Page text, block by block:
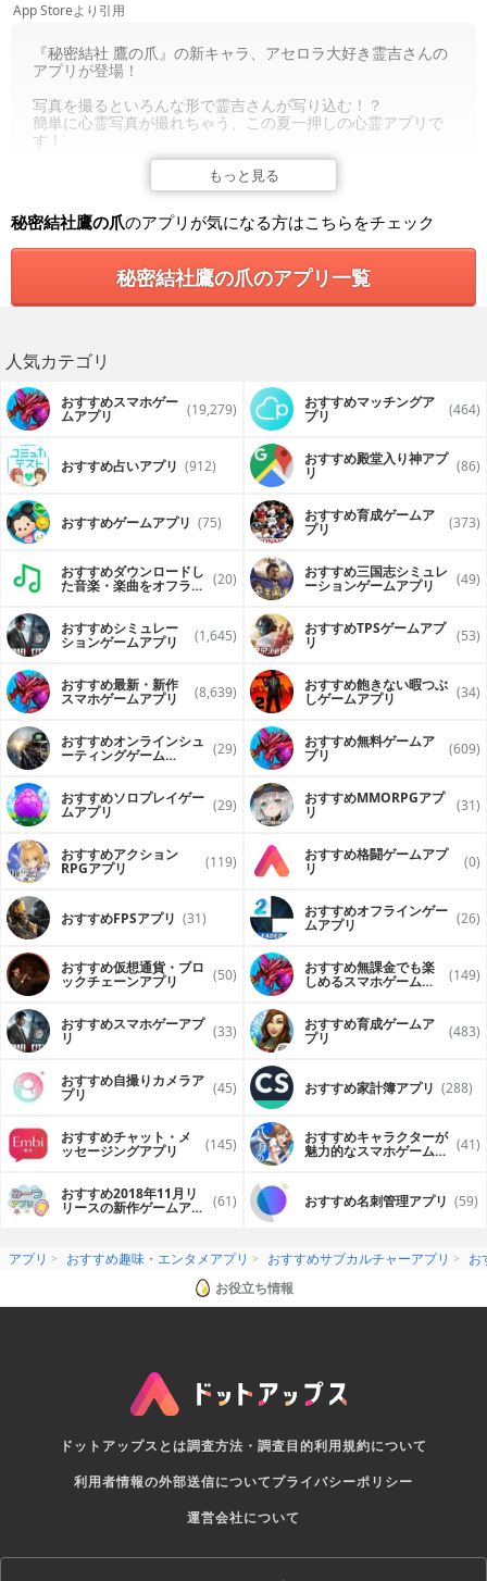
App Storeより引用
もっと見る
『秘密結社 鷹の爪』の新キャラ、アセロラ大好き霊吉さんの
アプリが登場！
写真を撮るといろんな形で霊吉さんが写り込む！？
簡単に心霊写真が撮れちゃう、この夏一押しの心霊アプリで
す！
撮った写真はTwitter, Facebook, Lineですぐに投稿できちゃ
うので、かわいい心霊写真をガンガン自慢しちゃってくださ
い！
「秘密結社 鷹の爪」とは
世界征服をたくらむベンチャー秘密結社 鷹の爪。そして、彼
大ブレイクした蛙男商会の代表作。
秘密結社鷹の爪のアプリが気になる方はこちらをチェック
秘密結社鷹の爪のアプリ一覧
人気カテゴリ
おすすめスマホゲー
ムアプリ (19,279) おすすめマッチングア
プリ (464)
おすすめ占いアプリ (912) おすすめ殿堂入り神アプ
リ (86)
おすすめゲームアプリ (75) おすすめ育成ゲームア
プリ (373)
おすすめダウンロードし
た音楽・楽曲をオフライ (20) おすすめ三国志シミュレ
ーションゲームアプリ (49)
おすすめシミュレー
ションゲームアプリ (1,645) おすすめTPSゲームアプ
リ (53)
おすすめ最新・新作
スマホゲームアプリ (8,639) おすすめ飽きない暇つぶ
しゲームアプリ (34)
おすすめオンラインシュ
ーティングゲーム (29) おすすめ無料ゲームア
プリ (609)
おすすめソロプレイゲー
ムアプリ (29) おすすめ MMORPGアプ
リ (31)
おすすめアクション
RPGアプリ (119) おすすめ格闘ゲームアプ
リ (0)
おすすめFPSアプリ (31) おすすめオフラインゲー
ムアプリ (26)
おすすめ仮想通貨・ブロ
ックチェーンアプリ (50) おすすめ無課金でも楽
しめるスマホゲームア (149)
おすすめスマホゲーアプ
リ (33) おすすめ育成ゲームア
プリ (483)
おすすめ自撮りカメラア
プリ (45) おすすめ家計簿アプリ (288)
おすすめチャット・メ
ッセージングアプリ (145) おすすめキャラクターが
魅力的なスマホゲームア (41)
おすすめ2018年11月リ
リースの新作ゲームアプ (61) おすすめ名刺管理アプリ (59)
アプリ おすすめ趣味・エンタメアプリ おすすめサブカルチャーアプリ
お
お役立ち情報
ドットアップスとは調査方法・調査目的利用規約について
利用者情報の外部送信についてプライバシーポリシー
運営会社について